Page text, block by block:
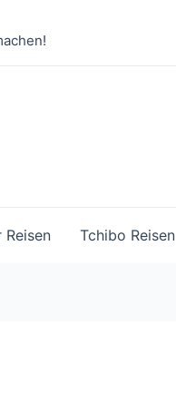
Reisen Tchibo Reisen